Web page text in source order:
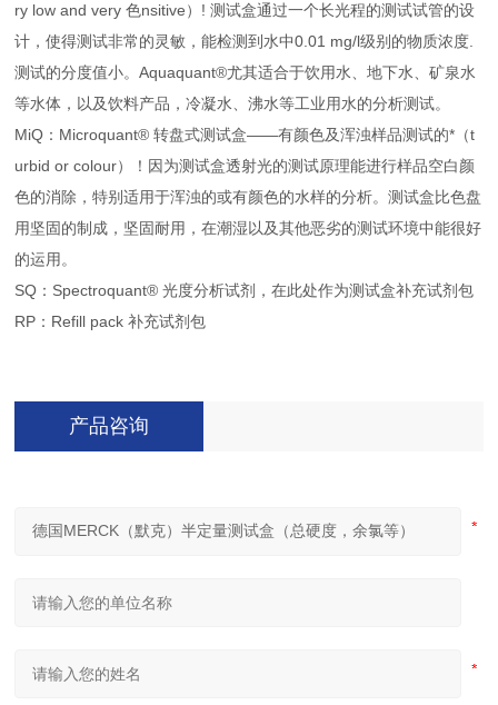
ry low and very 色nsitive）! 测试盒通过一个长光程的测试试管的设
计，使得测试非常的灵敏，能检测到水中0.01 mg/l级别的物质浓度.
测试的分度值小。Aquaquant®尤其适合于饮用水、地下水、矿泉水
等水体，以及饮料产品，冷凝水、沸水等工业用水的分析测试。
MiQ：Microquant® 转盘式测试盒——有颜色及浑浊样品测试的*（t
urbid or colour）！因为测试盒透射光的测试原理能进行样品空白颜
色的消除，特别适用于浑浊的或有颜色的水样的分析。测试盒比色盘
用坚固的制成，坚固耐用，在潮湿以及其他恶劣的测试环境中能很好
的运用。
SQ：Spectroquant® 光度分析试剂，在此处作为测试盒补充试剂包
RP：Refill pack 补充试剂包
产品咨询